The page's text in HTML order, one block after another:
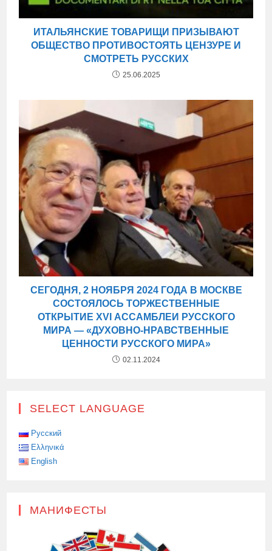
ИТАЛЬЯНСКИЕ ТОВАРИЩИ ПРИЗЫВАЮТ
ОБЩЕСТВО ПРОТИВОСТОЯТЬ ЦЕНЗУРЕ И
СМОТРЕТЬ РУССКИХ
25.06.2025
СЕГОДНЯ, 2 НОЯБРЯ 2024 ГОДА В МОСКВЕ
СОСТОЯЛОСЬ ТОРЖЕСТВЕННЫЕ
ОТКРЫТИЕ XVI АССАМБЛЕИ РУССКОГО
МИРА — «ДУХОВНО-НРАВСТВЕННЫЕ
ЦЕННОСТИ РУССКОГО МИРА»
02.11.2024
SELECT LANGUAGE
Русский
Ελληνικά
English
МАНИФЕСТЫ